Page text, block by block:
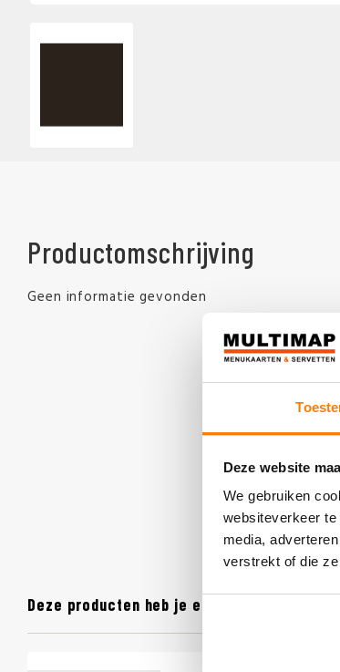
Deze website
We gebruiken
websiteverkeer
media,
verstrekt of die
Productomschrijving
Geen informatie gevonden
Deze producten heb je eerder bekeken